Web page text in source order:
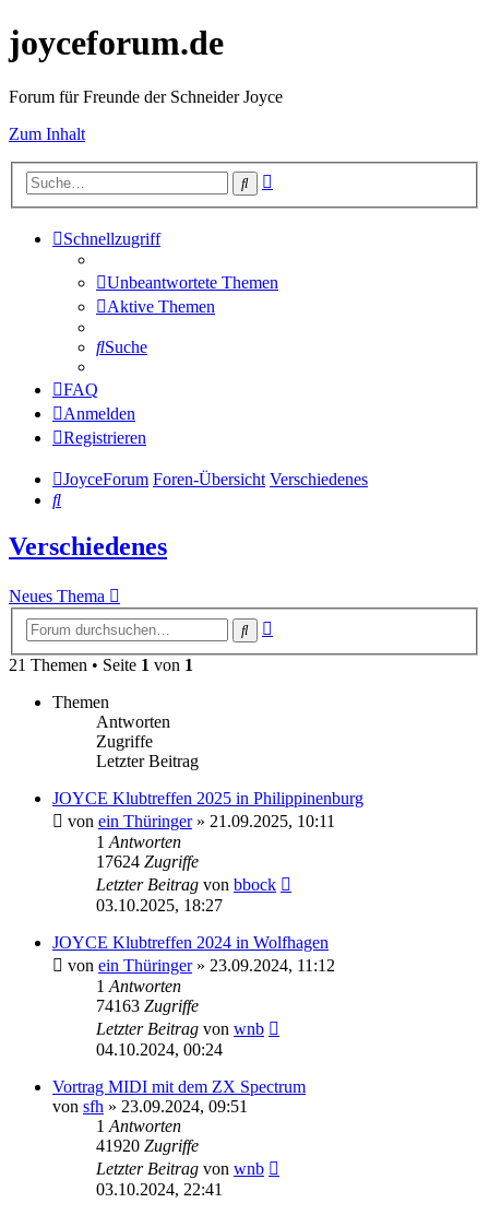
joyceforum.de
Forum für Freunde der Schneider Joyce
Zum Inhalt
Suche
Schnellzugriff
Unbeantwortete Themen
Aktive Themen
Suche
FAQ
Anmelden
Registrieren
JoyceForum Foren-Übersicht Verschiedenes
Suche
Verschiedenes
Neues Thema
Suche
21 Themen • Seite 1 von 1
Themen
Antworten
Zugriffe
Letzter Beitrag
JOYCE Klubtreffen 2025 in Philippinenburg
von ein Thüringer» 21.09.2025, 10:11
1 Antworten
17624 Zugriffe
Letzter Beitrag von bbock
03.10.2025, 18:27
JOYCE Klubtreffen 2024 in Wolfhagen
von ein Thüringer» 23.09.2024, 11:12
1 Antworten
74163 Zugriffe
Letzter Beitrag von wnb
04.10.2024, 00:24
Vortrag MIDI mit dem ZX Spectrum
von sfh » 23.09.2024, 09:51
1 Antworten
41920 Zugriffe
Letzter Beitrag von wnb
03.10.2024, 22:41